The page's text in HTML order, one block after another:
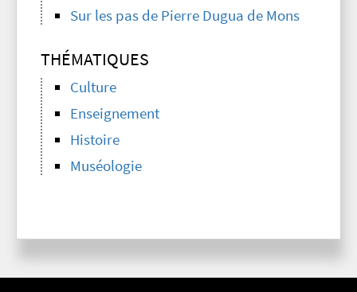
Sur les pas de Pierre Dugua de Mons
THÉMATIQUES
Culture
Enseignement
Histoire
Muséologie